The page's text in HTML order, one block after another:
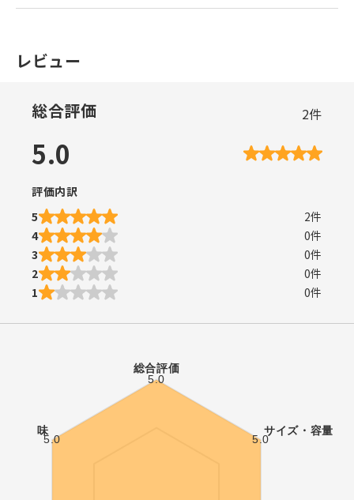
レビュー
総合評価 2件
5.0
評価内訳
5
2件
4
0件
3
0件
2
0件
1
0件